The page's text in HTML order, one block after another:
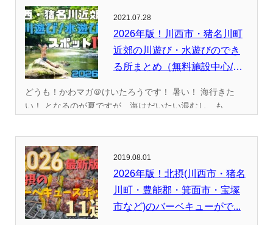
2021.07.28
2026年版！川西市・猪名川町
近郊の川遊び・水遊びのでき
る所まとめ（無料施設中心/
どうも！かわマガ＠けいたろうです！ 暑い！ 海行きた
い！ となるのが夏ですが、海はだいたい混むし、も...
2019.08.01
2026年版！北摂(川西市・猪名
川町・豊能郡・箕面市・宝塚
市など)のバーベキューがで...